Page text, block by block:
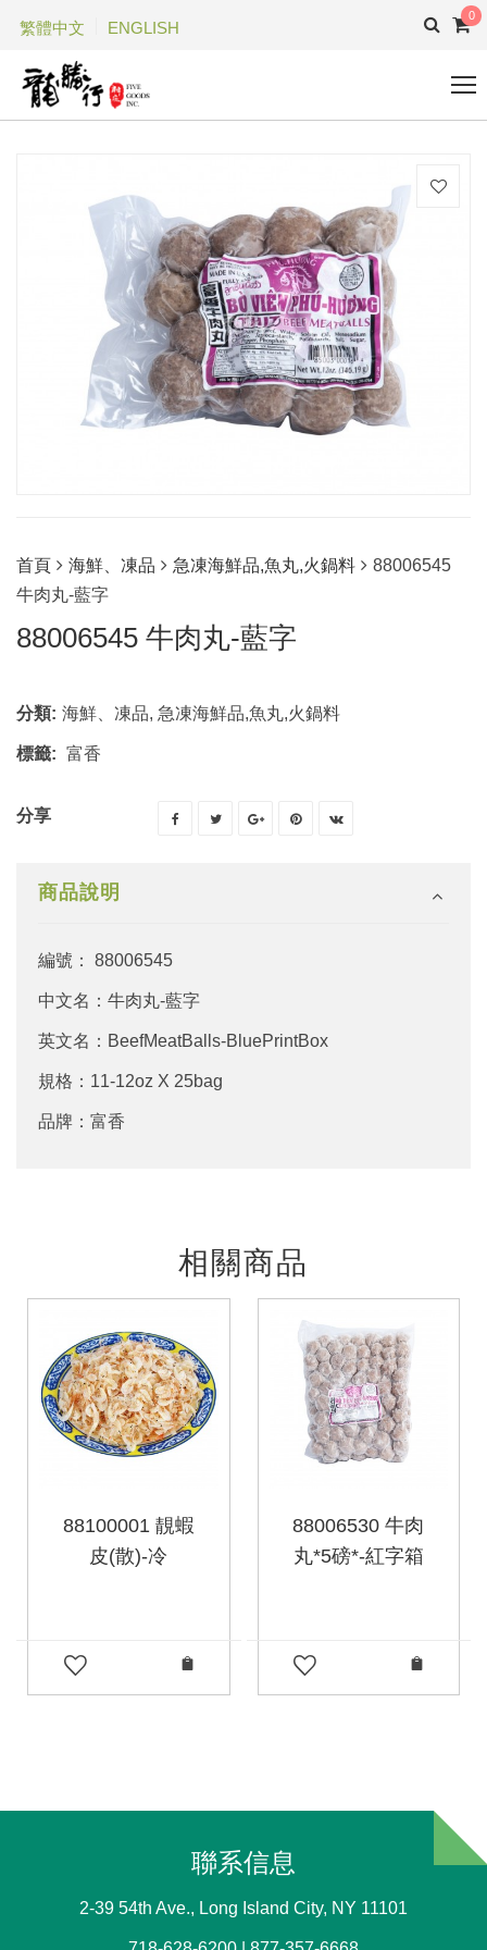
繁體中文 ENGLISH
0
首頁 海鮮、凍品 急凍海鮮品,魚丸,火鍋料
88006545
牛肉丸-藍字
88006545 牛肉丸-藍字
分類: 海鮮、凍品, 急凍海鮮品,魚丸,火鍋料
標籤: 富香
分享
商品說明
編號： 88006545
中文名：牛肉丸-藍字
英文名：BeefMeatBalls-BluePrintBox
規格：11-12oz X 25bag
品牌：富香
相關商品
88100001 靚蝦
皮(散)-冷
88006530 牛肉
丸*5磅*-紅字箱
聯系信息
2-39 54th Ave., Long Island City, NY 11101